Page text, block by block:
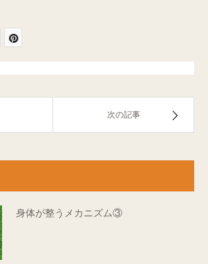
次の記事
身体が整うメカニズム③